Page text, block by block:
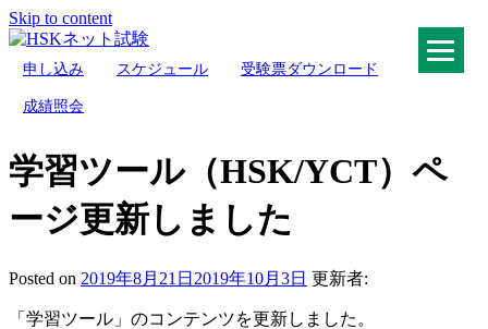
Skip to content
HSKネット試験
申し込み スケジュール 受験票ダウンロード
成績照会
学習ツール（HSK/YCT）ペ
ージ更新しました
Posted on 2019年8月21日 2019年10月3日 更新者:
「学習ツール」のコンテンツを更新しました。